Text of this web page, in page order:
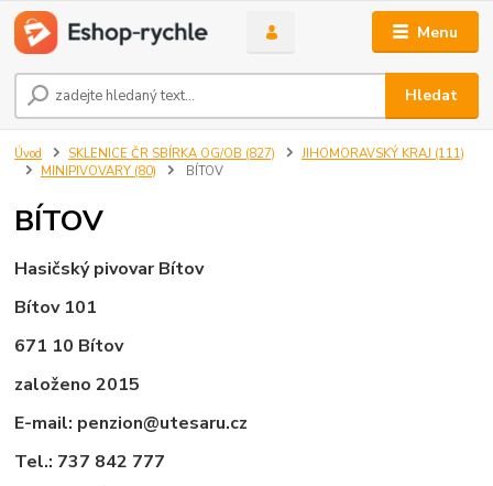
Menu
Hledat
Úvod SKLENICE ČR SBÍRKA OG/OB (827)
JIHOMORAVSKÝ KRAJ (111)
MINIPIVOVARY (80)
BÍTOV
BÍTOV
Hasičský pivovar Bítov
Bítov 101
671 10 Bítov
založeno 2015
E-mail: penzion@utesaru.cz
Tel.: 737 842 777